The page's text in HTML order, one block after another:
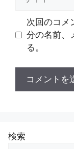
次回のコメ
分の名前、
る。
検索